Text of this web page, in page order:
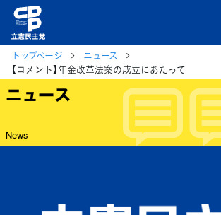
トップページ
ニュース
【コメント】年金改革法案の成立にあたって
ニュース
News